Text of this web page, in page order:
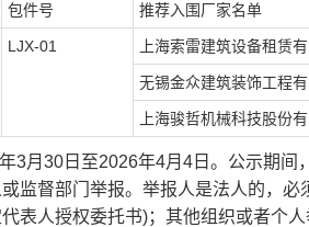
包件号 推荐入围厂家名单
LJX-01 上海索雷建筑设备租赁
无锡金众建筑装饰工程
上海骏哲机械科技股份
年3月 30 日至2026年4月 4 日。公示期间
监督部门举报。举报人是法人的，
表人授权委托书)；其他组织或者个